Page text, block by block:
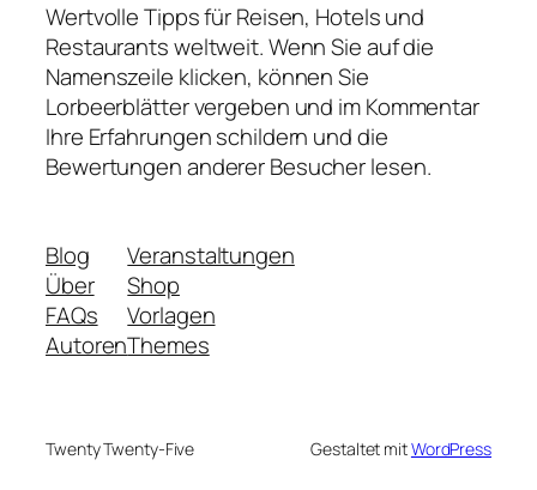
Wertvolle Tipps für Reisen, Hotels und
Restaurants weltweit. Wenn Sie auf die
Namenszeile klicken, können Sie
Lorbeerblätter vergeben und im Kommentar
Ihre Erfahrungen schildern und die
Bewertungen anderer Besucher lesen.
Blog
Über
FAQs
Autoren
Veranstaltungen
Shop
Vorlagen
Themes
Twenty Twenty-Five Gestaltet mitWordPress